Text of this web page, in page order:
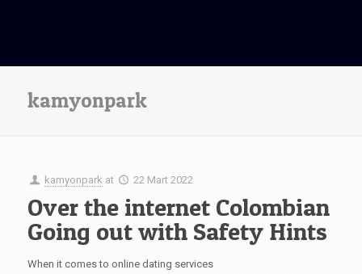
kamyonpark
kamyonpark at 22 Mart 2022
Over the internet Colombian
Going out with Safety Hints
When it comes to online dating services